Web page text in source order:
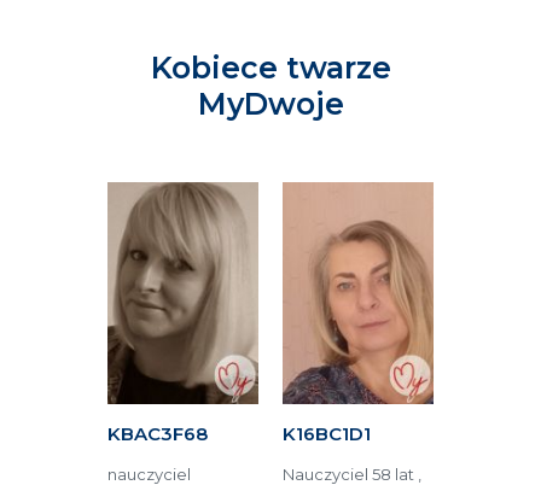
Kobiece twarze
MyDwoje
KBAC3F68
nauczyciel
K16BC1D1
Nauczyciel 58 lat ,